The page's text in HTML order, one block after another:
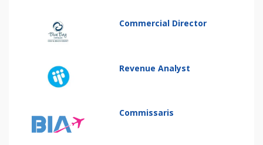
Commercial Director
Revenue Analyst
Commissaris